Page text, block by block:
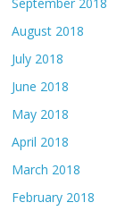
August 2018
July 2018
June 2018
May 2018
April 2018
March 2018
February 2018